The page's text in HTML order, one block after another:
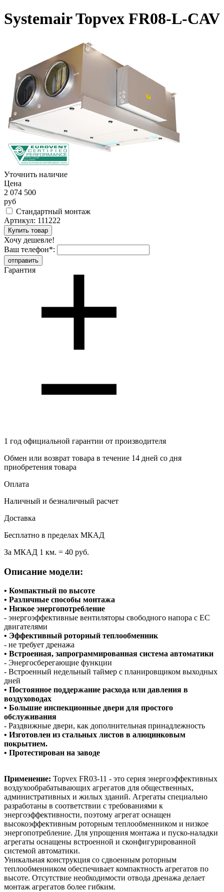
Systemair Topvex FR08-L-CAV
Уточнить наличие
Цена
2 074 500
руб
Стандартный монтаж
Артикул: 111222
Хочу дешевле!
Ваш телефон*:
Гарантия
1 год официальной гарантии от производителя
Обмен или возврат товара в течение 14 дней со дня
приобретения товара
Оплата
Наличный и безналичный расчет
Доставка
Бесплатно в пределах МКАД
За МКАД 1 км. = 40 руб.
Описание модели:
• Компактный по высоте
• Различные способы монтажа
• Низкое энергопотребление
- энергоэффективные вентиляторы свободного напора с ЕС
двигателями
• Эффективный роторный теплообменник
- не требует дренажа
• Встроенная, запрограммированная система автоматики
- Энергосберегающие функции
- Встроенный недельный таймер с планировщиком выходных
дней
• Постоянное поддержание расхода или давления в
воздуховодах
• Большие инспекционные двери для простого
обслуживания
- Раздвижные двери, как дополнительная принадлежность
• Изготовлен из стальных листов в алюцинковым
покрытием.
• Протестирован на заводе
Применение: Topvex FR03-11 - это серия энергоэффективных
воздухообрабатывающих агрегатов для общественных,
административных и жилых зданий. Агрегаты специально
разработаны в соответствии с требованиями к
энергоэффективности, поэтому агрегат оснащен
высокоэффективным роторным теплообменником и низкое
энергопотребление. Для упрощения монтажа и пуско-наладки
агрегаты оснащены встроенной и сконфигурированной
системой автоматики.
Уникальная конструкция со сдвоенным роторным
теплообменником обеспечивает компактность агрегатов по
высоте. Отсутствие необходимости отвода дренажа делает
монтаж агрегатов более гибким.